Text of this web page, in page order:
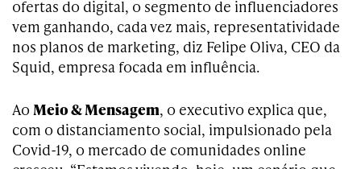
ofertas do digital, o segmento de influenciadores
vem ganhando, cada vez mais, representatividade
nos planos de marketing, diz Felipe Oliva, CEO da
Squid, empresa focada em influência.
Ao Meio & Mensagem, o executivo explica que,
com o distanciamento social, impulsionado pela
Covid-19, o mercado de comunidades online